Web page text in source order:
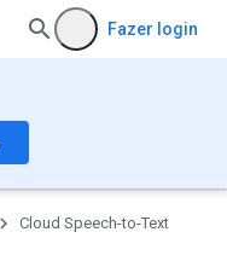
Fazer login
Cloud Speech-to-Text